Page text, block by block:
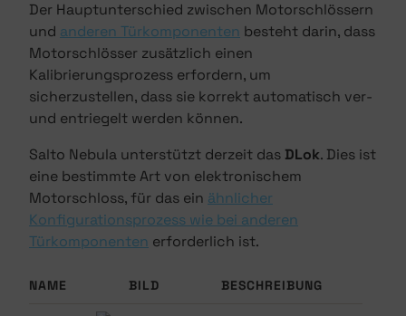
Der Hauptunterschied zwischen Motorschlössern
und anderen Türkomponenten besteht darin, dass
Motorschlösser zusätzlich einen
Kalibrierungsprozess erfordern, um
sicherzustellen, dass sie korrekt automatisch ver-
und entriegelt werden können.
Salto Nebula unterstützt derzeit das DLok. Dies ist
eine bestimmte Art von elektronischem
Motorschloss, für das ein ähnlicher
Konfigurationsprozess wie bei anderen
Türkomponenten erforderlich ist.
NAME BILD BESCHREIBUNG